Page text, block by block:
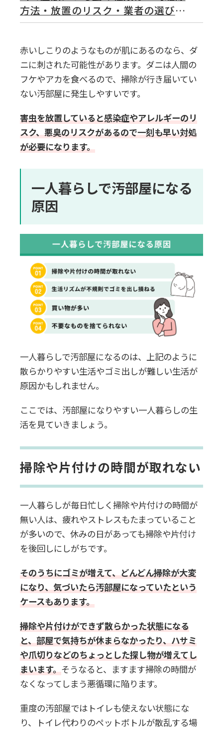
方法・放置のリスク・業者の選び方
を紹介】
赤いしこりのようなものが肌にあるのなら、ダ
ニに刺された可能性があります。ダニは人間の
フケやアカを食べるので、掃除が行き届いてい
ない汚部屋に発生しやすいです。
害虫を放置していると感染症やアレルギーのリ
スク、悪臭のリスクがあるので一刻も早い対処
が必要になります。
一人暮らしで汚部屋になる
原因
一人暮らしで汚部屋になるのは、上記のように
散らかりやすい生活やゴミ出しが難しい生活が
原因かもしれません。
ここでは、汚部屋になりやすい一人暮らしの生
活を見ていきましょう。
掃除や片付けの時間が取れない
一人暮らしが毎日忙しく掃除や片付けの時間が
無い人は、疲れやストレスもたまっていること
が多いので、休みの日があっても掃除や片付け
を後回しにしがちです。
そのうちにゴミが増えて、どんどん掃除が大変
になり、気づいたら汚部屋になっていたという
ケースもあります。
掃除や片付けができず散らかった状態になる
と、部屋で気持ちが休まらなかったり、ハサミ
や爪切りなどのちょっとした探し物が増えてし
まいます。そうなると、ますます掃除の時間が
なくなってしまう悪循環に陥ります。
重度の汚部屋ではトイレも使えない状態にな
り、トイレ代わりのペットボトルが散乱する場